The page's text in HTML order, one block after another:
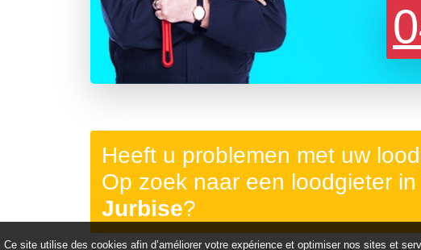
Heeft u problemen met uw
Op zoek naar een loodgieter
Jurbise?
Ce site utilise des cookies afin d’améliorer votre expérience et optimiser nos sites et